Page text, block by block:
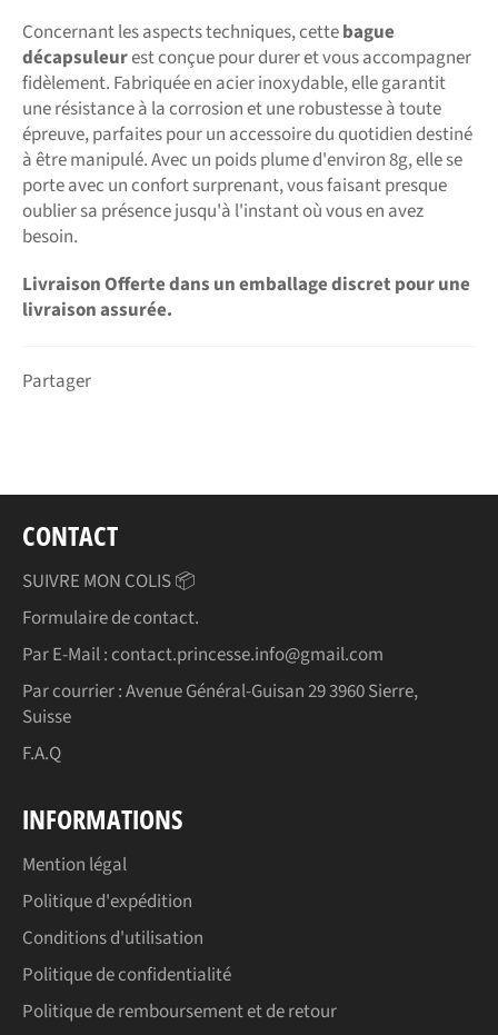
Concernant les aspects techniques, cettebague
décapsuleurest conçue pour durer et vous accompagner
fidèlement. Fabriquée en acier inoxydable, elle garantit
une résistance à la corrosion et une robustesse à toute
épreuve, parfaites pour un accessoire du quotidien destiné
à être manipulé. Avec un poids plume d'environ 8g, elle se
porte avec un confort surprenant, vous faisant presque
oublier sa présence jusqu'à l'instant où vous en avez
besoin.
Livraison Offerte dans un emballage discret pour une
livraison assurée.
Partager
CONTACT
SUIVRE MON COLIS 📦
Formulaire de contact.
Par E-Mail : contact.princesse.info@gmail.com
Par courrier : Avenue Général-Guisan 29 3960 Sierre,
Suisse
F.A.Q
INFORMATIONS
Mention légal
Politique d'expédition
Conditions d'utilisation
Politique de confidentialité
Politique de remboursement et de retour